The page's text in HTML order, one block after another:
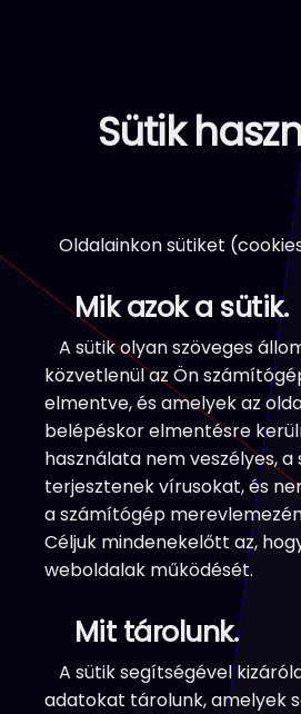
Sütik
Oldalainkon sütiket
Mik azok a sütik.
A sütik olyan szöveges
közvetlenül az Ön
elmentve, és amelyek az
belépéskor elmentésre
használata nem veszélyes, a
terjesztenek vírusokat, és
a számítógép
Céljuk mindenekelőtt az,
weboldalak működését.
Mit tárolunk.
A sütik segítségével
adatokat tárolunk, amelyek